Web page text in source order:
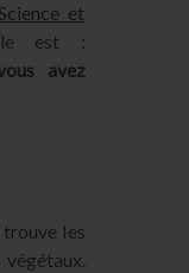
et
est :
avez
trouve les